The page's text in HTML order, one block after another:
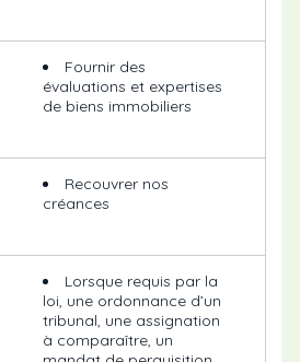
Fournir des
évaluations et expertises
de biens immobiliers
Recouvrer nos
créances
Lorsque requis par la
loi, une ordonnance d’un
tribunal, une assignation
à comparaître, un